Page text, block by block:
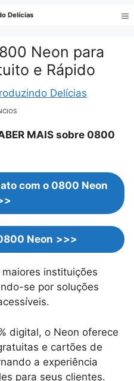
Delícias
Neon para
e Rápido
Delícias
MAIS sobre 0800
com o 0800 Neon
Neon >>>
instituições
se por soluções
digital, o Neon oferece
e cartões de
a experiência
para seus clientes.